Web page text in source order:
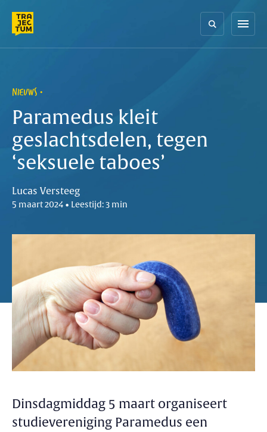
content
menu
NIEUWS
Paramedus kleit
geslachtsdelen, tegen
‘seksuele taboes’
Lucas Versteeg
5 maart 2024 • Leestijd: 3 min
Dinsdagmiddag 5 maart organiseert
studievereniging Paramedus een